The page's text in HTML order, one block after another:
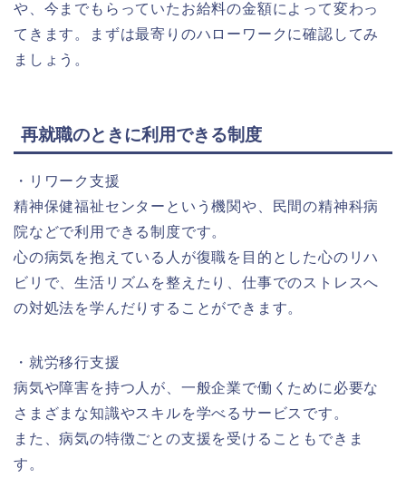
や、今までもらっていたお給料の金額によって変わっ
てきます。まずは最寄りのハローワークに確認してみ
ましょう。
再就職のときに利用できる制度
・リワーク支援
精神保健福祉センターという機関や、民間の精神科病
院などで利用できる制度です。
心の病気を抱えている人が復職を目的とした心のリハ
ビリで、生活リズムを整えたり、仕事でのストレスへ
の対処法を学んだりすることができます。
・就労移行支援
病気や障害を持つ人が、一般企業で働くために必要な
さまざまな知識やスキルを学べるサービスです。
また、病気の特徴ごとの支援を受けることもできま
す。